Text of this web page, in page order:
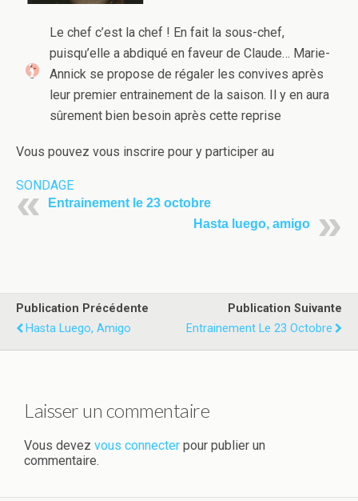
Le chef c’est la chef ! En fait la sous-chef,
puisqu’elle a abdiqué en faveur de Claude… Marie-
Annick se propose de régaler les convives après
leur premier entrainement de la saison. Il y en aura
sûrement bien besoin après cette reprise
Vous pouvez vous inscrire pour y participer au
SONDAGE
Entrainement le 23 octobre
Hasta luego, amigo
Publication Précédente
Hasta Luego, Amigo
Publication Suivante
Entrainement Le 23 Octobre
Laisser un commentaire
Vous devez vous connecter pour publier un
commentaire.